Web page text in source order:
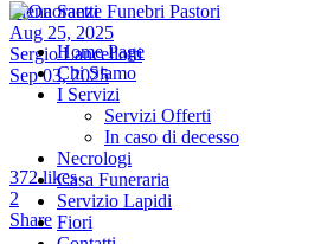
Home Page
Chi Siamo
I Servizi
Servizi Offerti
In caso di decesso
Necrologi
Casa Funeraria
Servizio Lapidi
Fiori
Elena Saetti
Aug 25, 2025
Sergio Lancellotti
Sep 03, 2025
372likes
2
Share